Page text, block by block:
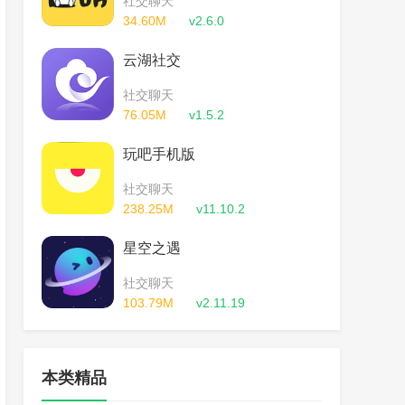
34.60M
v2.6.0
云湖社交
社交聊天
76.05M
v1.5.2
玩吧手机版
社交聊天
238.25M
v11.10.2
星空之遇
社交聊天
103.79M
v2.11.19
本类精品